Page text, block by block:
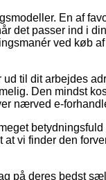
En af
det passer ind i
ved køb
til dit arbejdes
Den mindst
nærved e-
betydningsfuld
vi finder den
på deres bedst